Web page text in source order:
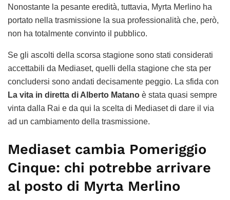
Nonostante la pesante eredità, tuttavia, Myrta Merlino ha
portato nella trasmissione la sua professionalità che, però,
non ha totalmente convinto il pubblico.
Se gli ascolti della scorsa stagione sono stati considerati
accettabili da Mediaset, quelli della stagione che sta per
concludersi sono andati decisamente peggio. La sfida con
La vita in diretta di Alberto Matano è stata quasi sempre
vinta dalla Rai e da qui la scelta di Mediaset di dare il via
ad un cambiamento della trasmissione.
Mediaset cambia Pomeriggio
Cinque: chi potrebbe arrivare
al posto di Myrta Merlino